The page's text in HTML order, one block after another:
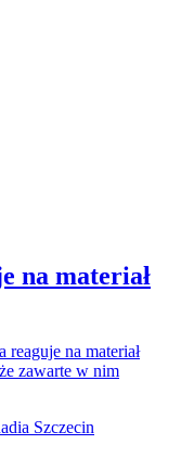
na materiał
na materiał
zawarte w nim